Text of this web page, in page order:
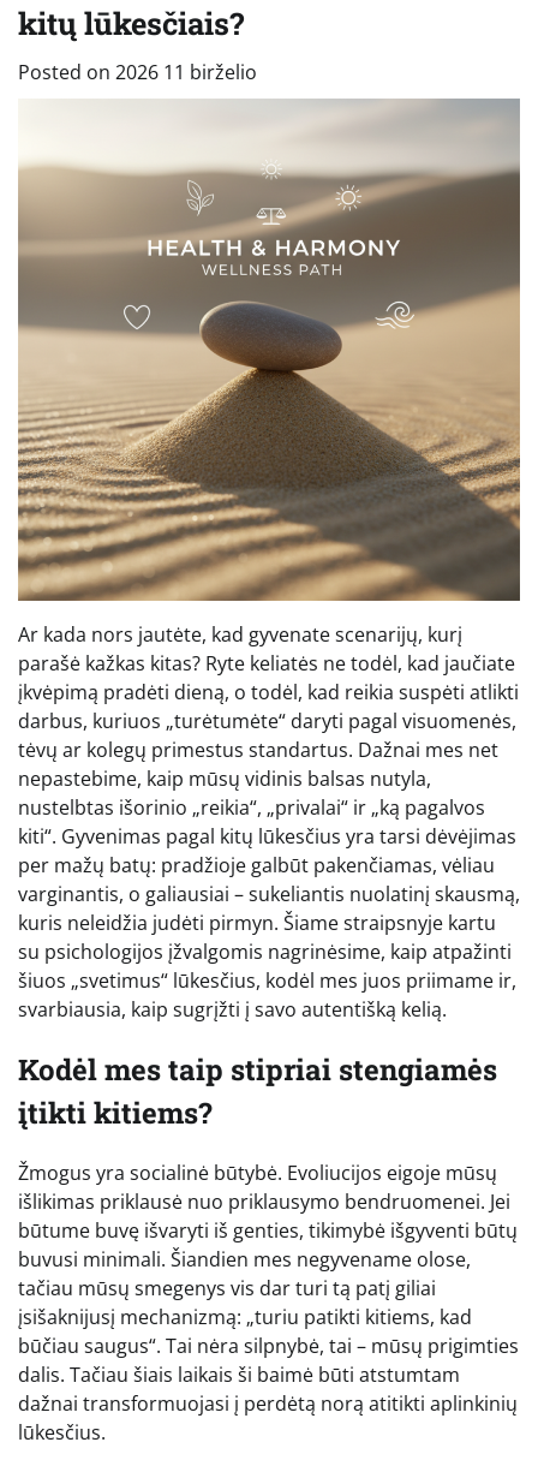
kitų lūkesčiais?
Posted on 2026 11 birželio
Ar kada nors jautėte, kad gyvenate scenarijų, kurį
parašė kažkas kitas? Ryte keliatės ne todėl, kad jaučiate
įkvėpimą pradėti dieną, o todėl, kad reikia suspėti atlikti
darbus, kuriuos „turėtumėte“ daryti pagal visuomenės,
tėvų ar kolegų primestus standartus. Dažnai mes net
nepastebime, kaip mūsų vidinis balsas nutyla,
nustelbtas išorinio „reikia“, „privalai“ ir „ką pagalvos
kiti“. Gyvenimas pagal kitų lūkesčius yra tarsi dėvėjimas
per mažų batų: pradžioje galbūt pakenčiamas, vėliau
varginantis, o galiausiai – sukeliantis nuolatinį skausmą,
kuris neleidžia judėti pirmyn. Šiame straipsnyje kartu
su psichologijos įžvalgomis nagrinėsime, kaip atpažinti
šiuos „svetimus“ lūkesčius, kodėl mes juos priimame ir,
svarbiausia, kaip sugrįžti į savo autentišką kelią.
Kodėl mes taip stipriai stengiamės
įtikti kitiems?
Žmogus yra socialinė būtybė. Evoliucijos eigoje mūsų
išlikimas priklausė nuo priklausymo bendruomenei. Jei
būtume buvę išvaryti iš genties, tikimybė išgyventi būtų
buvusi minimali. Šiandien mes negyvename olose,
tačiau mūsų smegenys vis dar turi tą patį giliai
įsišaknijusį mechanizmą: „turiu patikti kitiems, kad
būčiau saugus“. Tai nėra silpnybė, tai – mūsų prigimties
dalis. Tačiau šiais laikais ši baimė būti atstumtam
dažnai transformuojasi į perdėtą norą atitikti aplinkinių
lūkesčius.